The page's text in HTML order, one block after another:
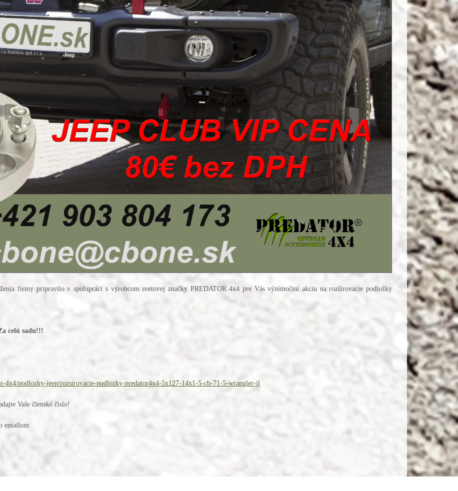
firmy pripravilo v spolupráci s výrobcom svetovej značky PREDATOR 4x4 pre Vás výnimočnú akciu na rozširovacie podložky
celú sadu!!!
4x4/podlozky-jeep/rozsirovacie-podlozky-predator4x4-5x127-14x1-5-cb-71-5-wrangler-jl
Vaše členské číslo!
emailom: